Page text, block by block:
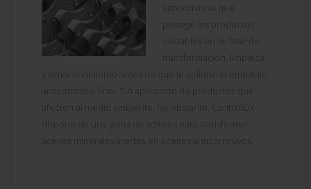
anticorrosiva que
protege los productos
oxidables en su fase de
transformación, limpieza
y almacenamiento antes de que le aplique el embalaje
anticorrosivo final. Sin aplicación de productos que
afecten al medio ambiente. No obstante, ControlOX
dispone de una gama de aditivos para transformar
aceites minerales inertes en aceites anticorrosivos.